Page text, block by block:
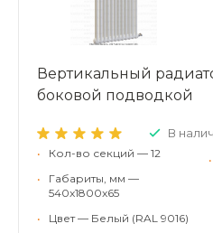
Вертикальный
боковой подводкой
В
•
Кол-во секций — 12
•
Габариты, мм —
540x1800x65
•
Цвет — Белый (RAL 9016)
•